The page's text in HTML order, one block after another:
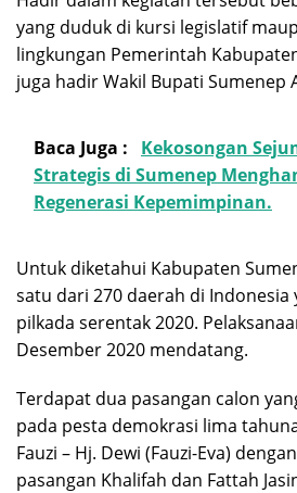
yang duduk di kursi legislatif
lingkungan Pemerintah
juga hadir Wakil Bupati Sumenep
Baca Juga :
Kekosongan
Strategis di Sumenep
Regenerasi Kepemimpinan.
Untuk diketahui Kabupaten
satu dari 270 daerah di Indonesia
pilkada serentak 2020.
Desember 2020 mendatang.
Terdapat dua pasangan calon
pada pesta demokrasi lima
Fauzi – Hj. Dewi (Fauzi-Eva)
pasangan Khalifah dan Fattah